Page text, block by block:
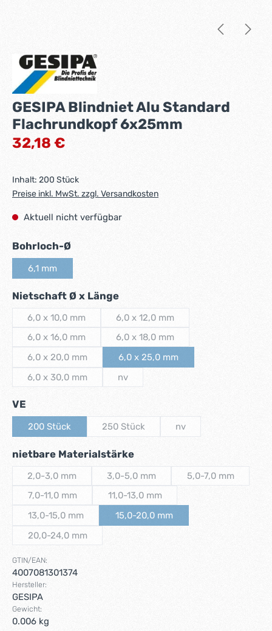
GESIPA Blindniet Alu Standard
Flachrundkopf 6x25mm
Regulärer Preis:
32,18 €
Inhalt: 200 Stück
Preise inkl. MwSt. zzgl. Versandkosten
Aktuell nicht verfügbar
Bohrloch-Ø
6,1 mm
Nietschaft Ø x Längeauswählen
6,0 x 10,0 mm
(Diese Option ist zurzeit nicht verfügbar.)
6,0 x 12,0 mm
(Diese Option ist zurzeit nicht
6,0 x 16,0 mm
(Diese Option ist zurzeit nicht verfügbar.)
6,0 x 18,0 mm
(Diese Option ist zurzeit nicht
6,0 x 20,0 mm
(Diese Option ist zurzeit nicht verfügbar.)
6,0 x 25,0 mm
(Diese Option ist zurzeit nicht
6,0 x 30,0 mm
(Diese Option ist zurzeit nicht verfügbar.)
nv
VE
200 Stück 250 Stück nv
nietbare Materialstärkeauswählen
2,0-3,0 mm
(Diese Option ist zurzeit nicht verfügbar.)
3,0-5,0 mm
(Diese Option ist zurzeit nicht
5,0-7,0 mm
7,0-11,0 mm
(Diese Option ist zurzeit nicht verfügbar.)
11,0-13,0 mm
(Diese Option ist zurzeit nicht
13,0-15,0 mm
(Diese Option ist zurzeit nicht verfügbar.)
15,0-20,0 mm
(Diese Option ist zurzeit nicht
20,0-24,0 mm
(Diese Option ist zurzeit nicht verfügbar.)
GTIN/EAN:
4007081301374
Hersteller:
GESIPA
Gewicht:
0.006 kg